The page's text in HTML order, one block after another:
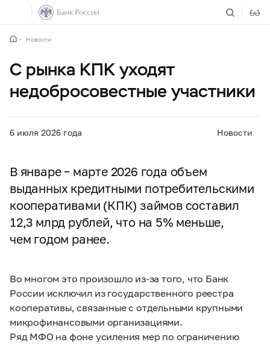
Новости
С рынка КПК уходят
недобросовестные участники
6 июля 2026 года Новости
В январе – марте 2026 года объем
выданных кредитными потребительскими
кооперативами (КПК) займов составил
12,3 млрд рублей, что на 5% меньше,
чем годом ранее.
Во многом это произошло из-за того, что Банк
России исключил из государственного реестра
кооперативы, связанные с отдельными крупными
микрофинансовыми организациями.
Ряд МФО на фоне усиления мер по ограничению